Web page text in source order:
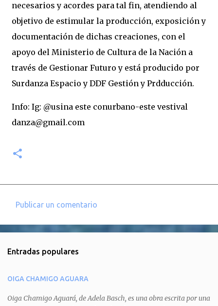
necesarios y acordes para tal fin, atendiendo al
objetivo de estimular la producción, exposición y
documentación de dichas creaciones, con el
apoyo del Ministerio de Cultura de la Nación a
través de Gestionar Futuro y está producido por
Surdanza Espacio y DDF Gestión y Prdducción.
Info: Ig: @usina este conurbano-este vestival
danza@gmail.com
e
t
a
Publicar un comentario
Entradas populares
OIGA CHAMIGO AGUARA
Oiga Chamigo Aguará, de Adela Basch, es una obra escrita por una